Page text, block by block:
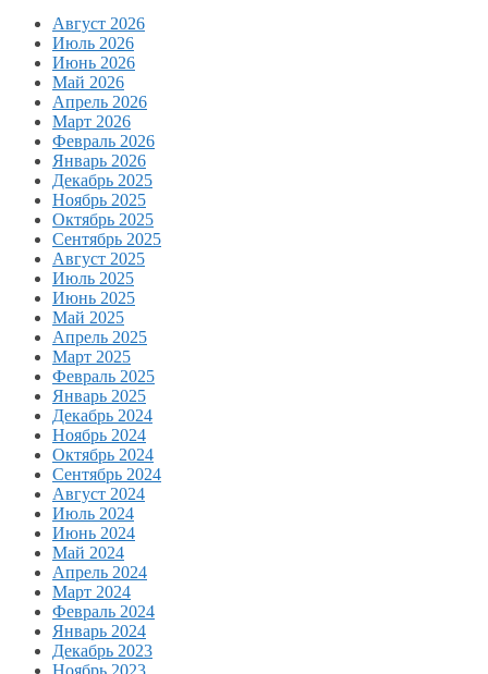
Август 2026
Июль 2026
Июнь 2026
Май 2026
Апрель 2026
Март 2026
Февраль 2026
Январь 2026
Декабрь 2025
Ноябрь 2025
Октябрь 2025
Сентябрь 2025
Август 2025
Июль 2025
Июнь 2025
Май 2025
Апрель 2025
Март 2025
Февраль 2025
Январь 2025
Декабрь 2024
Ноябрь 2024
Октябрь 2024
Сентябрь 2024
Август 2024
Июль 2024
Июнь 2024
Май 2024
Апрель 2024
Март 2024
Февраль 2024
Январь 2024
Декабрь 2023
Ноябрь 2023